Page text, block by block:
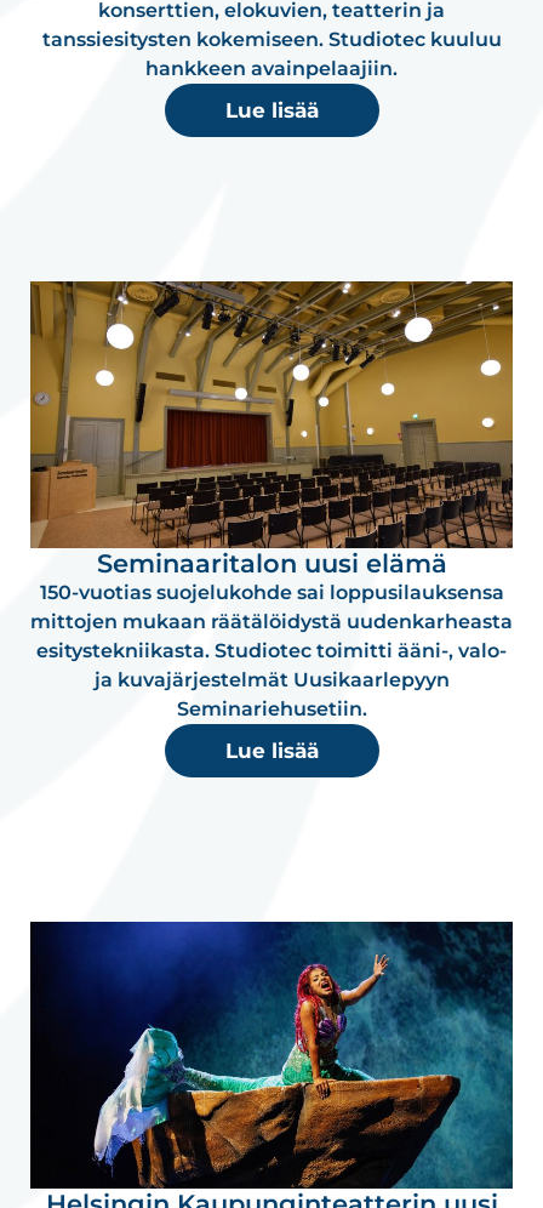
konserttien, elokuvien, teatterin ja
tanssiesitysten kokemiseen. Studiotec kuuluu
hankkeen avainpelaajiin.
Lue lisää
Seminaaritalon uusi elämä
150-vuotias suojelukohde sai loppusilauksensa
mittojen mukaan räätälöidystä uudenkarheasta
esitystekniikasta. Studiotec toimitti ääni-, valo-
ja kuvajärjestelmät Uusikaarlepyyn
Seminariehusetiin.
Lue lisää